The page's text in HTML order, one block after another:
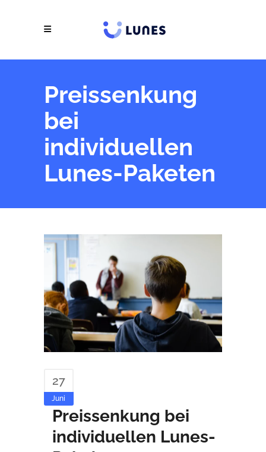
Preissenkung
bei
individuellen
Lunes-Paketen
27
Juni
Preissenkung bei
individuellen Lunes-